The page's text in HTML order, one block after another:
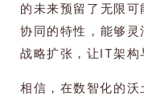
的未来预留了无限
协同的特性，能够
战略扩张，让IT架构
相信，在数智化的沃